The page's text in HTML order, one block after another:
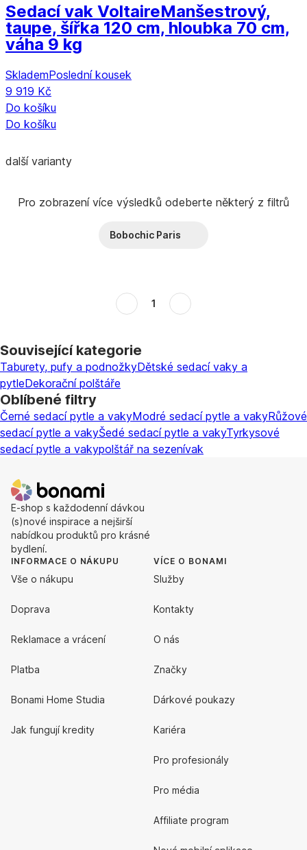
Sedací vak VoltaireManšestrový,
taupe, šířka 120 cm, hloubka 70 cm,
váha 9 kg
SklademPoslední kousek
9 919 Kč
Do košíku
Do košíku
další varianty
Pro zobrazení více výsledků odeberte některý z filtrů
Bobochic Paris
1
Související kategorie
Taburety, pufy a podnožkyDětské sedací vaky a
pytleDekorační polštáře
Oblíbené filtry
Černé sedací pytle a vakyModré sedací pytle a vakyRůžové
sedací pytle a vakyŠedé sedací pytle a vakyTyrkysové
sedací pytle a vakypolštář na sezenívak
E-shop s každodenní dávkou
(s)nové inspirace a nejširší
nabídkou produktů pro krásné
bydlení.
INFORMACE O NÁKUPU
Vše o nákupu
Doprava
Reklamace a vrácení
Platba
Bonami Home Studia
Jak fungují kredity
VÍCE O BONAMI
Služby
Kontakty
O nás
Značky
Dárkové poukazy
Kariéra
Pro profesionály
Pro média
Affiliate program